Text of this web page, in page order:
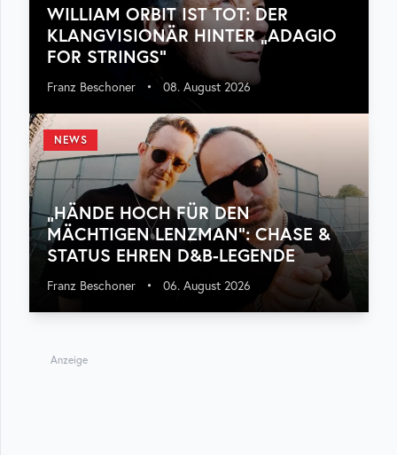
WILLIAM ORBIT IST TOT: DER
KLANGVISIONÄR HINTER „ADAGIO
FOR STRINGS“
Franz Beschoner • 08. August 2026
NEWS
„HÄNDE HOCH FÜR DEN
MÄCHTIGEN LENZMAN“: CHASE &
STATUS EHREN D&B-LEGENDE
Franz Beschoner • 06. August 2026
Anzeige